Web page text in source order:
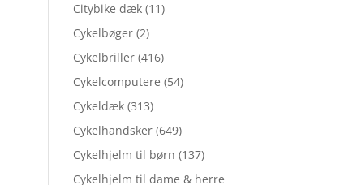
Citybike dæk (11)
Cykelbøger (2)
Cykelbriller (416)
Cykelcomputere (54)
Cykeldæk (313)
Cykelhandsker (649)
Cykelhjelm til børn (137)
Cykelhjelm til dame & herre